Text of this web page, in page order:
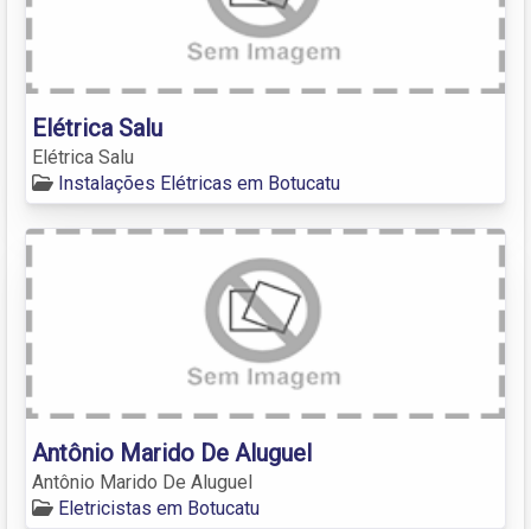
Elétrica Salu
Elétrica Salu
Instalações Elétricas em Botucatu
Antônio Marido De Aluguel
Antônio Marido De Aluguel
Eletricistas em Botucatu